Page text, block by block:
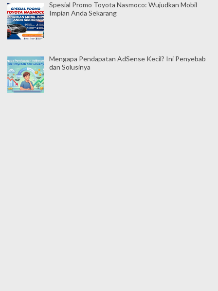
Spesial Promo Toyota Nasmoco: Wujudkan Mobil
Impian Anda Sekarang
Mengapa Pendapatan AdSense Kecil? Ini Penyebab
dan Solusinya